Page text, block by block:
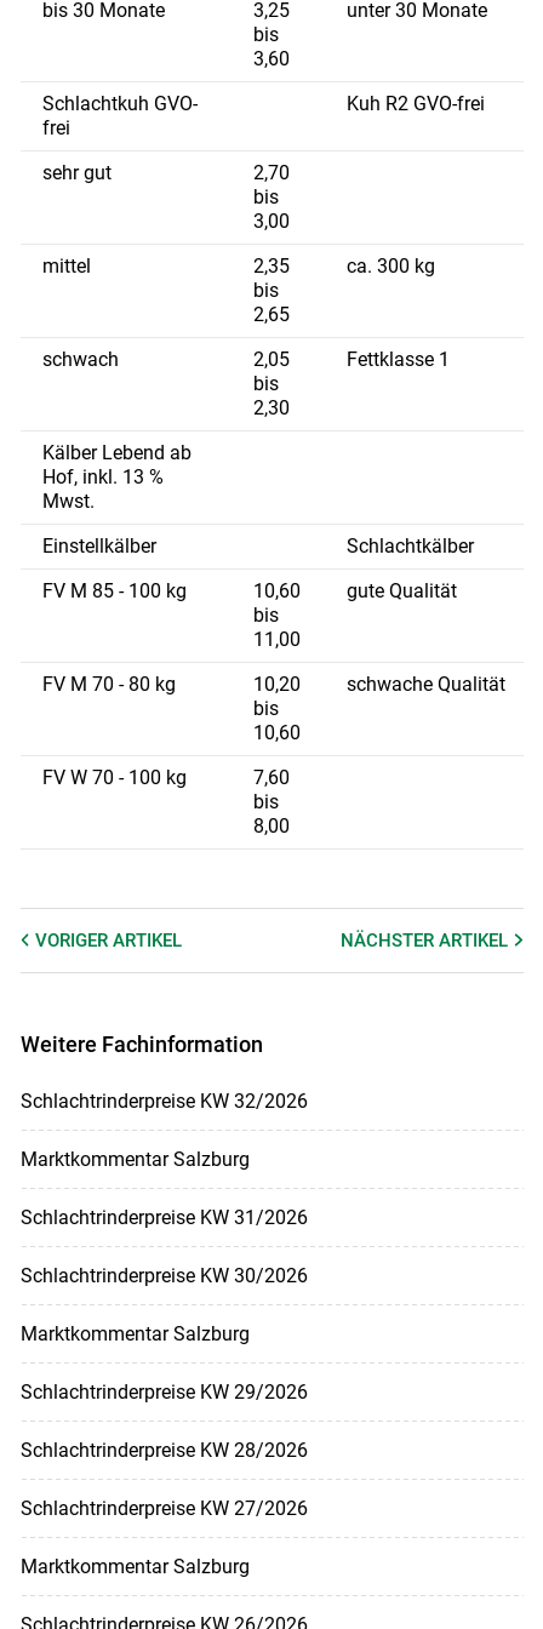
bis 30 Monate
3,25
bis
3,60
unter 30 Monate
Schlachtkuh GVO-
frei
Kuh R2 GVO-frei
sehr gut
2,70
bis
3,00
mittel
2,35
bis
2,65
ca. 300 kg
schwach
2,05
bis
2,30
Fettklasse 1
Kälber Lebend ab
Hof, inkl. 13 %
Mwst.
Einstellkälber
Schlachtkälber
FV M 85 - 100 kg
10,60
bis
11,00
gute Qualität
FV M 70 - 80 kg
10,20
bis
10,60
schwache Qualität
FV W 70 - 100 kg
7,60
bis
8,00
VORIGER ARTIKEL NÄCHSTERARTIKEL
Weitere Fachinformation
Schlachtrinderpreise KW 32/2026
Marktkommentar Salzburg
Schlachtrinderpreise KW 31/2026
Schlachtrinderpreise KW 30/2026
Marktkommentar Salzburg
Schlachtrinderpreise KW 29/2026
Schlachtrinderpreise KW 28/2026
Schlachtrinderpreise KW 27/2026
Marktkommentar Salzburg
Schlachtrinderpreise KW 26/2026